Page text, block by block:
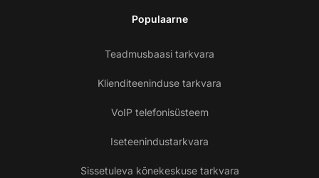
Populaarne
Teadmusbaasi tarkvara
Klienditeeninduse tarkvara
VoIP telefonisüsteem
Iseteenindustarkvara
Sissetuleva kõnekeskuse tarkvara